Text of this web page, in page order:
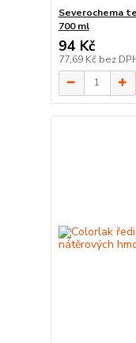
Severochema
700 ml
94 Kč
77,69 Kč bez